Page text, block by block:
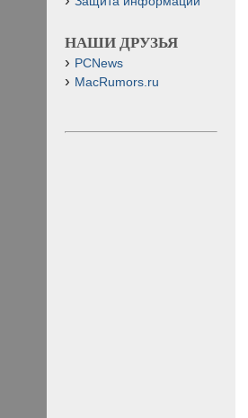
НАШИ ДРУЗЬЯ
PCNews
MacRumors.ru